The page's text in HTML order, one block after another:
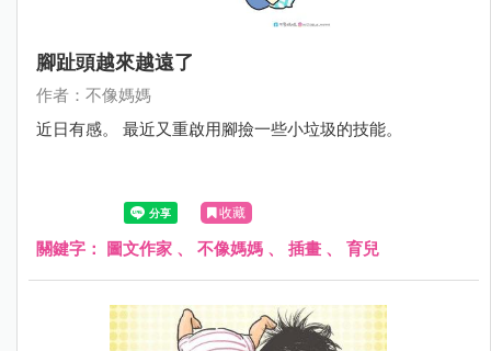
腳趾頭越來越遠了
作者：不像媽媽
近日有感。 最近又重啟用腳撿一些小垃圾的技能。
收藏
關鍵字： 圖文作家 、 不像媽媽 、 插畫 、 育兒